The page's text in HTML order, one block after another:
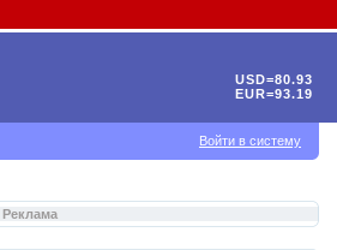
Реклама
USD=80.93
EUR=93.19
Войти в систему